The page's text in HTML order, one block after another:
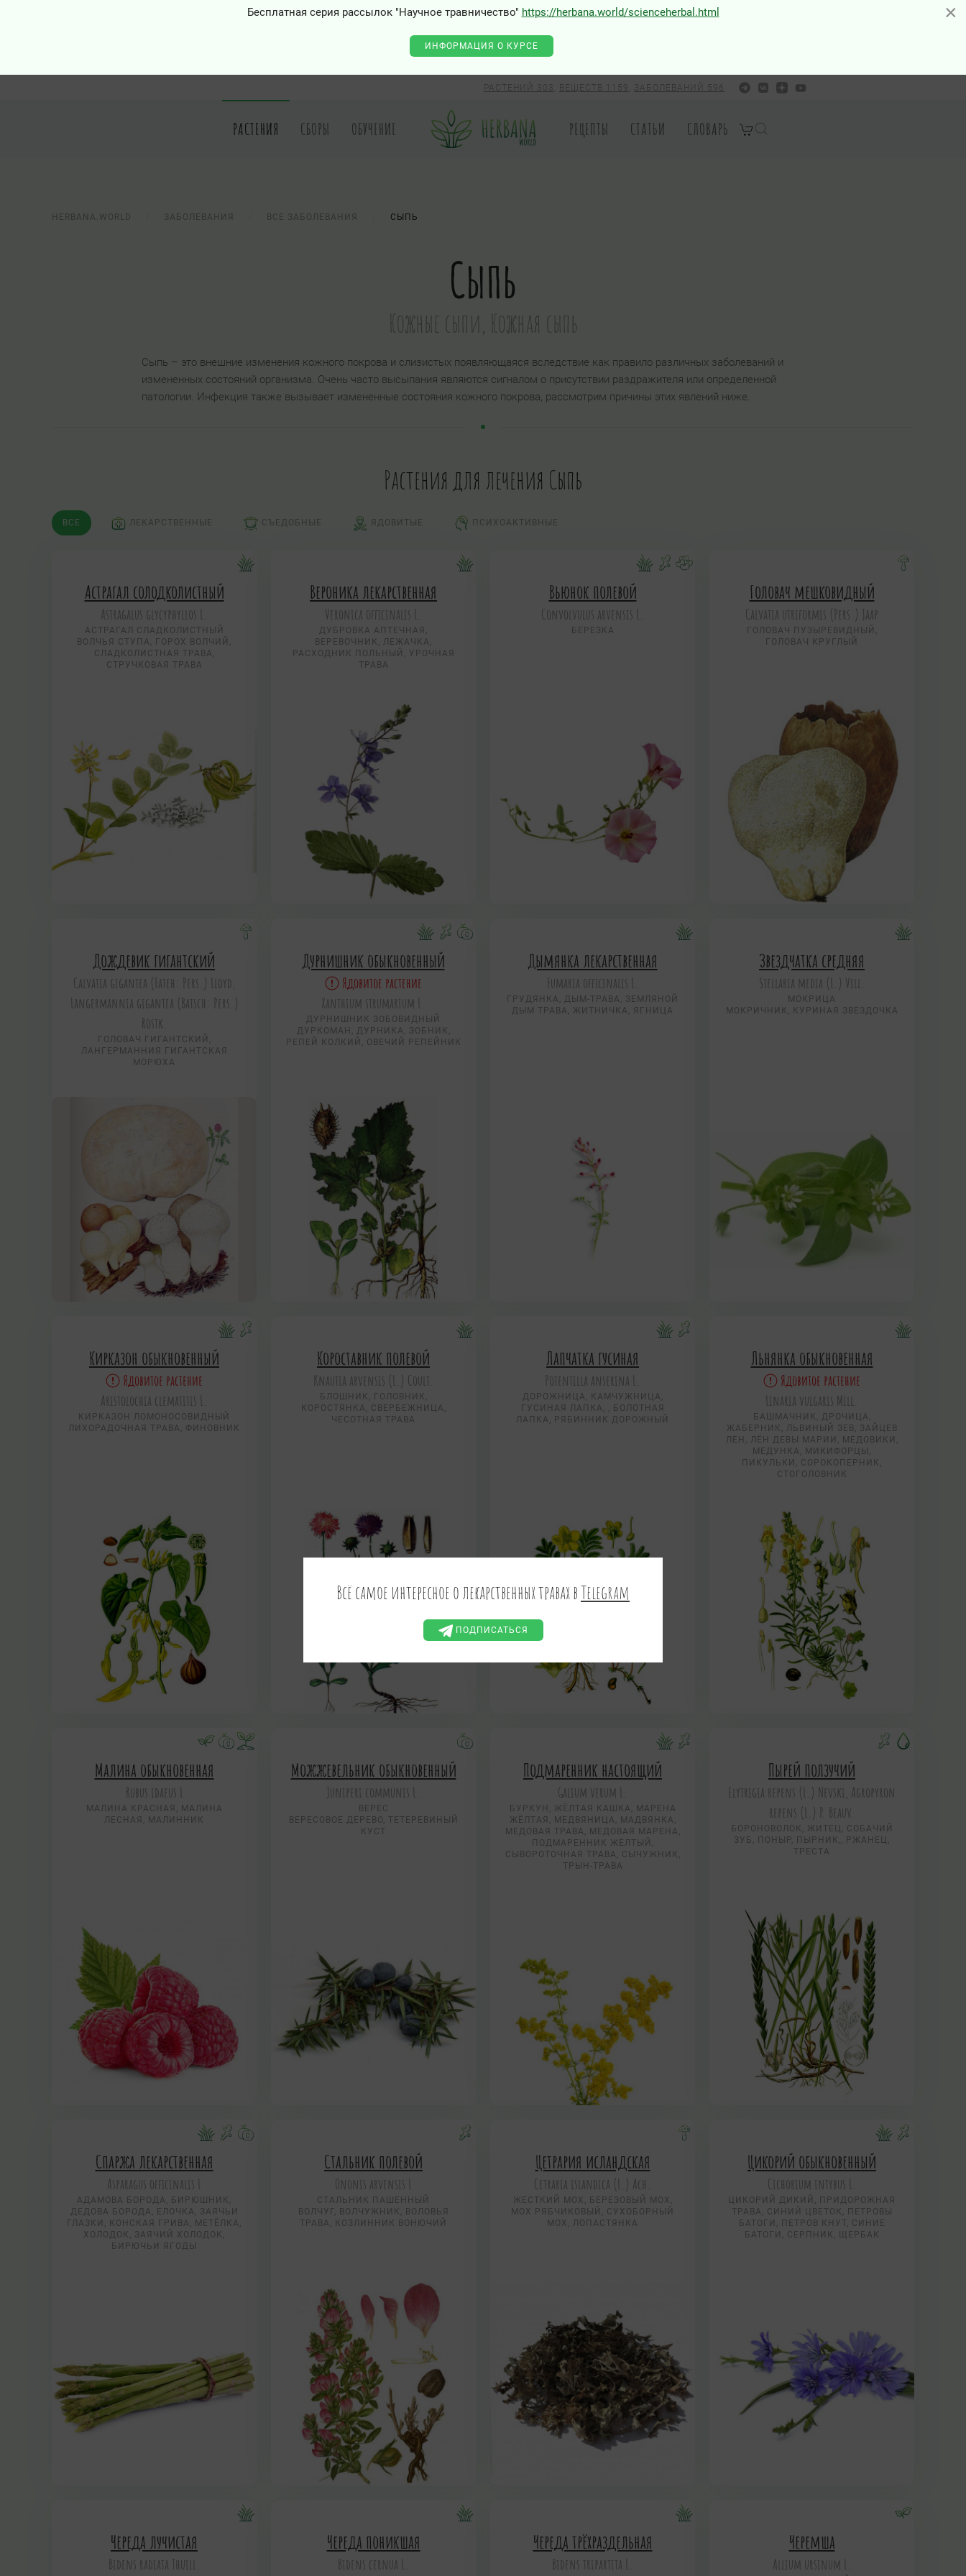
×
Бесплатная серия рассылок "Научное травничество" https://herbana.world/scienceherbal.html
ИНФОРМАЦИЯ О КУРСЕ
РАСТЕНИЙ 303 ВЕЩЕСТВ 1159 ЗАБОЛЕВАНИЙ 596
РАСТЕНИЯ СБОРЫ ОБУЧЕНИЕ РЕЦЕПТЫ СТАТЬИ СЛОВАРЬ
HERBANA.WORLD ЗАБОЛЕВАНИЯ ВСЕ ЗАБОЛЕВАНИЯ СЫПЬ
Сыпь
Кожные сыпи, Кожная сыпь
Сыпь – это внешние изменения кожного покрова и слизистых появляющаяся вследствие как правило различных заболеваний и
измененных состояний организма. Очень часто высыпания являются сигналом о присутствии раздражителя или определенной
патологии. Инфекция также вызывает измененные состояния кожного покрова, рассмотрим причины этих явлений ниже.
Растения для лечения Сыпь
ВСЕ ЛЕКАРСТВЕННЫЕ СЪЕДОБНЫЕ ЯДОВИТЫЕ ПСИХОАКТИВНЫЕ
Астрагал солодколистный
Astragalus glycyphyllos L.
АСТРАГАЛ СЛАДКОЛИСТНЫЙ
ВОЛЧЬЯ СТУПА, ГОРОХ ВОЛЧИЙ,
СЛАДКОЛИСТНАЯ ТРАВА,
СТРУЧКОВАЯ ТРАВА
Вероника лекарственная
Veronica officinalis L.
ДУБРОВКА АПТЕЧНАЯ,
ВЕРЕВОЧНИК, ЛЕЖАЧКА,
РАСХОДНИК ПОЛЬНЫЙ, УРОЧНАЯ
ТРАВА
Вьюнок полевой
Convolvulus arvensis L.
БЕРЕЗКА
Головач мешковидный
Calvatia utriformis (Pers.) Jaap
ГОЛОВАЧ ПУЗЫРЕВИДНЫЙ,
ГОЛОВАЧ КРУГЛЫЙ
Дождевик гигантский
Calvatia gigantea (Fateh: Pers.) Lloyd,
Langermannia gigantea (Batsch: Pers.)
Rostk.
ГОЛОВАЧ ГИГАНТСКИЙ,
ЛАНГЕРМАННИЯ ГИГАНТСКАЯ
МОРЮХА
Дурнишник обыкновенный
Ядовитое растение
Xanthium strumarium L.
ДУРНИШНИК ЗОБОВИДНЫЙ
ДУРКОМАН, ДУРНИКА, ЗОБНИК,
РЕПЕЙ КОЛКИЙ, ОВЕЧИЙ РЕПЕЙНИК
Дымянка лекарственная
Fumaria officinalis L.
ГРУДЯНКА, ДЫМ-ТРАВА, ЗЕМЛЯНОЙ
ДЫМ ТРАВА, ЖИТНИЧКА, ЯГНИЦА
Звездчатка средняя
Stellaria media (L.) Vill.
МОКРИЦА
МОКРИЧНИК, КУРИНАЯ ЗВЕЗДОЧКА
Кирказон обыкновенный
Ядовитое растение
Aristolochia clematitis L.
КИРКАЗОН ЛОМОНОСОВИДНЫЙ
ЛИХОРАДОЧНАЯ ТРАВА, ФИНОВНИК
Короставник полевой
Knautia arvensis (L.) Coult.
БЛОШНИК, ГОЛОВНИК,
КОРОСТЯНКА, СВЕРБЕЖНИЦА,
ЧЕСОТНАЯ ТРАВА
Лапчатка гусиная
Potentilla anserina L.
ДОРОЖНИЦА, КАМЧУЖНИЦА,
ГУСИНАЯ ЛАПКА, , БОЛОТНАЯ
ЛАПКА, РЯБИННИК ДОРОЖНЫЙ
Льнянка обыкновенная
Ядовитое растение
Linaria vulgaris Mill.
БАШМАЧНИК, ДРОЧИЦА,
ЖАБЕРНИК, ЛЬВИНЫЙ ЗЕВ, ЗАЙЦЕВ
ЛЕН, ЛЁН ДЕВЫ МАРИИ, МЕДОВИКИ,
МЕДУНКА, МИКИФОРЦЫ,
ПИКУЛЬКИ, СОРОКОПЕРНИК,
СТОГОЛОВНИК
Малина обыкновенная
Rubus idaeus L
МАЛИНА КРАСНАЯ, МАЛИНА
ЛЕСНАЯ, МАЛИННИК
Можжевельник обыкновенный
Juniperi communis L.
ВЕРЕС
ВЕРЕСОВОЕ ДЕРЕВО, ТЕТЕРЕВИНЫЙ
КУСТ
Подмаренник настоящий
Galium verum L.
БУРКУН, ЖЁЛТАЯ КАШКА, МАРЕНА
ЖЁЛТАЯ, МЕДВЯНИЦА, МАДВЯНКА,
МЕДОВАЯ ТРАВА, МЕДОВАЯ МАРЕНА,
ПОДМАРЕННИК ЖЁЛТЫЙ,
СЫВОРОТОЧНАЯ ТРАВА, СЫЧУЖНИК,
ТРЫН-ТРАВА
Пырей ползучий
Elytrigia repens (L.) Nevski, Agropyron
repens (L.) P. Beauv.
БОРОНОВОЛОК, ЖИТЕЦ, СОБАЧИЙ
ЗУБ, ПОНЫР, ПЫРНИК,, РЖАНЕЦ,
ТРЕСТА
Спаржа лекарственная
Asparagus officinalis L
АДАМОВА БОРОДА, БИРЮШНИК,
ДЕДОВА БОРОДА, ЕЛОЧКА, ЗАЯЧЬИ
ГЛАЗКИ, КОНСКАЯ ГРИВА, МЕТЁЛКА,
ХОЛОДОК, ЗАЯЧИЙ ХОЛОДОК,
БИРЮЧЬИ ЯГОДЫ
Стальник полевой
Ononis arvensis L
СТАЛЬНИК ПАШЕННЫЙ
ВОЛЧУГ, ВОЛЧУЖНИК, ВОЛОВЬЯ
ТРАВА, КОЗЛИННИК ВОНЮЧИЙ
Цетрария исландская
Cetraria islandica (L.) Ach.
ЖЕСТКИЙ МОХ, БЕРЕЗОВЫЙ МОХ,
МОХ РЯБЧИКОВЫЙ, СУХОБОРНЫЙ
МОХ, ЛОПАСТЯНКА
Цикорий обыкновенный
Cichorium intybus L.
ЦИКОРИЙ ДИКИЙ, ПРИДОРОЖНАЯ
ТРАВА, СИНИЙ ЦВЕТОК, ПЕТРОВЫ
БАТОГИ, ПЕТРОВ КНУТ, СИНИЕ
БАТОГИ, СЕРПНИК, ЩЕРБАК
Череда лучистая
Bidens radiata Thuill.
Череда поникшая
Bidens cernua L.
Череда трёхраздельная
Bidens tripartita L.
Черемша
Allium ursinum L.
×
Всё самое интересное о лекарственных травах вTelegram
ПОДПИСАТЬСЯ